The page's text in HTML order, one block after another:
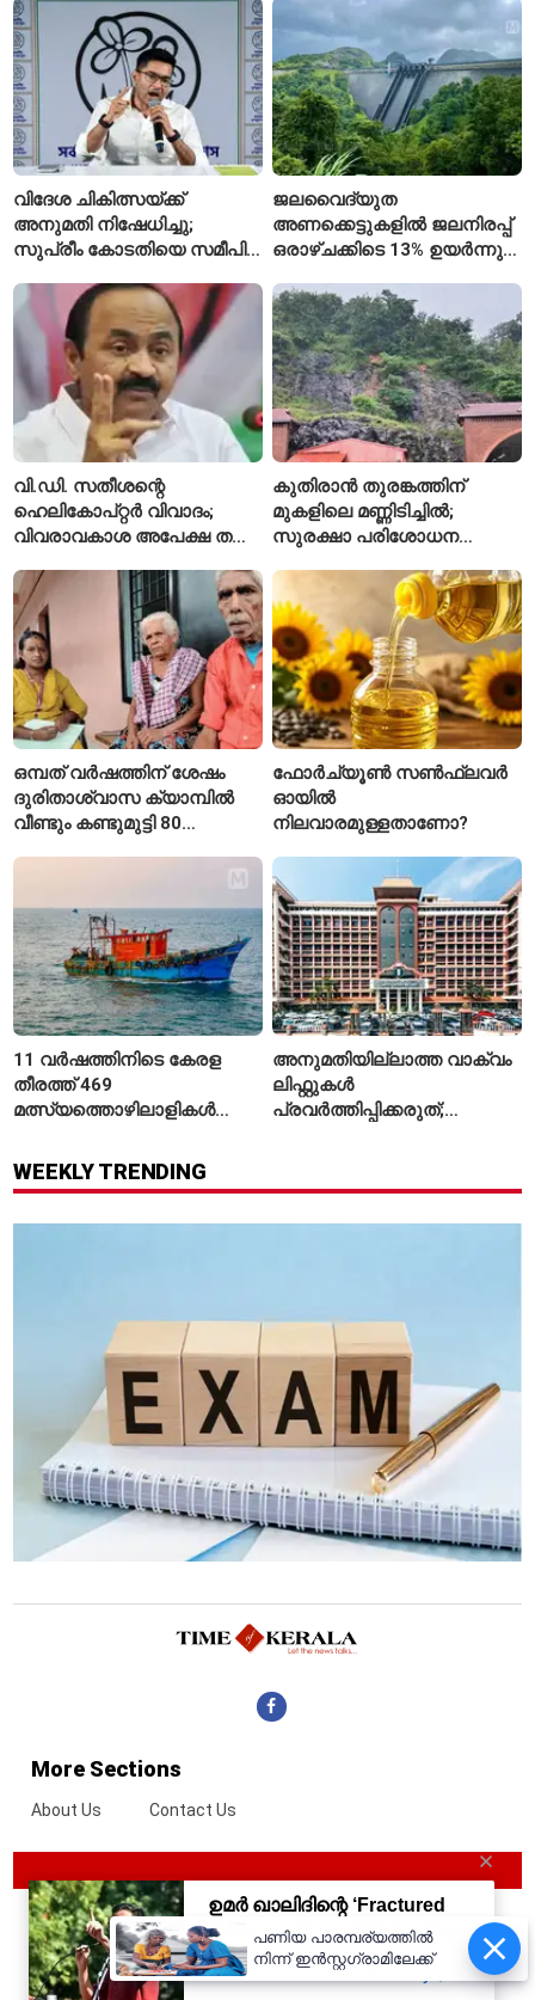
സ്കൂൾ വേറിട്ട മാതൃക
അവസാനിപ്പിച്ച് കോടതി
വിദേശ ചികിത്സയ്ക്ക്
അനുമതി നിഷേധിച്ചു;
സുപ്രീം കോടതിയെ സമീപിച്ച്
ജലവൈദ്യുത
അണക്കെട്ടുകളിൽ ജലനിരപ്പ്
ഒരാഴ്ചക്കിടെ 13% ഉയർന്നു;
ഇപ്പോഴും കുറവ്
വി.ഡി. സതീശന്റെ
ഹെലികോപ്റ്റർ വിവാദം;
വിവരാവകാശ അപേക്ഷ തള്ളി
കുതിരാൻ തുരങ്കത്തിന്
മുകളിലെ മണ്ണിടിച്ചിൽ;
സുരക്ഷാ പരിശോധന
ഒമ്പത് വർഷത്തിന് ശേഷം
ദുരിതാശ്വാസ ക്യാമ്പിൽ
വീണ്ടും കണ്ടുമുട്ടി 80
ഫോർച്യൂൺ സൺഫ്ലവർ
ഓയിൽ
നിലവാരമുള്ളതാണോ?
11 വർഷത്തിനിടെ കേരള
തീരത്ത് 469
മത്സ്യത്തൊഴിലാളികൾ
കാണാതായി, 47,773 പേരെ
രക്ഷപ്പെടുത്തി
അനുമതിയില്ലാത്ത വാക്വം
ലിഫ്റ്റുകൾ
പ്രവർത്തിപ്പിക്കരുത്;
ലിഫ്റ്റുകൾക്ക്
WEEKLY TRENDING
More Sections
About Us Contact Us
പണിയ പാരമ്പര്യത്തിൽ
നിന്ന് ഇൻസ്റ്റഗ്രാമിലേക്ക്